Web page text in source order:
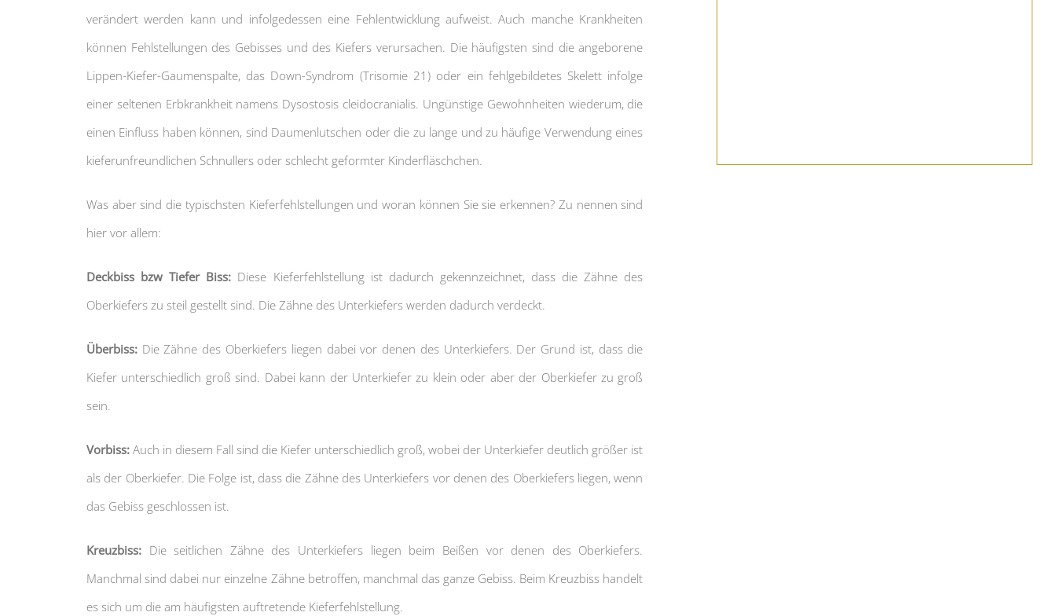
verändert werden kann und infolgedessen eine Fehlentwicklung aufweist. Auch manche Krankheiten
können Fehlstellungen des Gebisses und des Kiefers verursachen. Die häufigsten sind die angeborene
Lippen-Kiefer-Gaumenspalte, das Down-Syndrom (Trisomie 21) oder ein fehlgebildetes Skelett infolge
einer seltenen Erbkrankheit namens Dysostosis cleidocranialis. Ungünstige Gewohnheiten wiederum, die
einen Einfluss haben können, sind Daumenlutschen oder die zu lange und zu häufige Verwendung eines
kieferunfreundlichen Schnullers oder schlecht geformter Kinderfläschchen.
Was aber sind die typischsten Kieferfehlstellungen und woran können Sie sie erkennen? Zu nennen sind
hier vor allem:
Deckbiss bzw Tiefer Biss: Diese Kieferfehlstellung ist dadurch gekennzeichnet, dass die Zähne des
Oberkiefers zu steil gestellt sind. Die Zähne des Unterkiefers werden dadurch verdeckt.
Überbiss:Die Zähne des Oberkiefers liegen dabei vor denen des Unterkiefers. Der Grund ist, dass die
Kiefer unterschiedlich groß sind. Dabei kann der Unterkiefer zu klein oder aber der Oberkiefer zu groß
sein.
Vorbiss:Auch in diesem Fall sind die Kiefer unterschiedlich groß, wobei der Unterkiefer deutlich größer ist
als der Oberkiefer. Die Folge ist, dass die Zähne des Unterkiefers vor denen des Oberkiefers liegen, wenn
das Gebiss geschlossen ist.
Kreuzbiss:Die seitlichen Zähne des Unterkiefers liegen beim Beißen vor denen des Oberkiefers.
Manchmal sind dabei nur einzelne Zähne betroffen, manchmal das ganze Gebiss. Beim Kreuzbiss handelt
es sich um die am häufigsten auftretende Kieferfehlstellung.